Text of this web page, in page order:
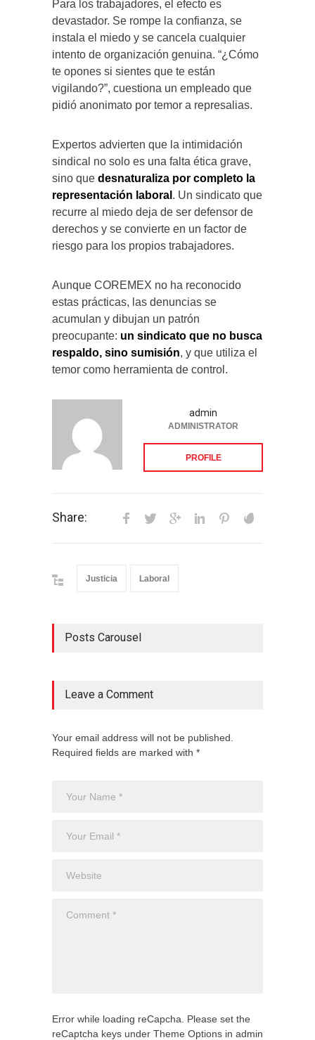
Para los trabajadores, el efecto es
devastador. Se rompe la confianza, se
instala el miedo y se cancela cualquier
intento de organización genuina. “¿Cómo
te opones si sientes que te están
vigilando?”, cuestiona un empleado que
pidió anonimato por temor a represalias.
Expertos advierten que la intimidación
sindical no solo es una falta ética grave,
sino que desnaturaliza por completo la
representación laboral . Un sindicato que
recurre al miedo deja de ser defensor de
derechos y se convierte en un factor de
riesgo para los propios trabajadores.
Aunque COREMEX no ha reconocido
estas prácticas, las denuncias se
acumulan y dibujan un patrón
preocupante: un sindicato que no busca
respaldo, sino sumisión, y que utiliza el
temor como herramienta de control.
admin
ADMINISTRATOR
PROFILE
Share:
Justicia Laboral
Posts Carousel
Leave a Comment
Your email address will not be published.
Required fields are marked with *
Error while loading reCapcha. Please set the
reCaptcha keys under Theme Options in admin